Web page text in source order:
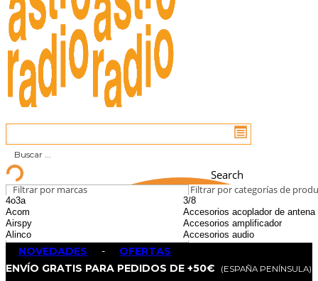
Search
Filtrar por marcas Filtrar por categorías de
NOVEDADES - OFERTAS
ENVÍO GRATIS PARA PEDIDOS DE +50€
(ESPAÑA PENÍNSULA)